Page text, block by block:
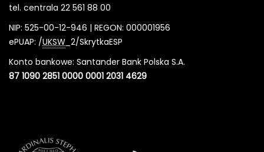
tel. centrala 22 561 88 00
NIP: 525-00-12-946 | REGON: 000001956
ePUAP: /UKSW _2/SkrytkaESP
Konto bankowe: Santander Bank Polska S.A.
87 1090 2851 0000 0001 2031 4629